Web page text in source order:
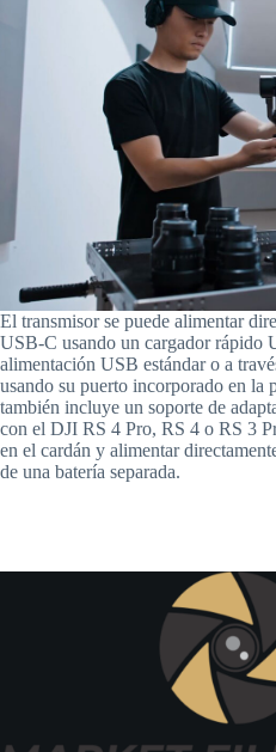
El transmisor se puede alimentar
USB-C usando un cargador rápido
alimentación USB estándar o a
usando su puerto incorporado en la
también incluye un soporte de
con el DJI RS 4 Pro, RS 4 o RS 3
en el cardán y alimentar
de una batería separada.